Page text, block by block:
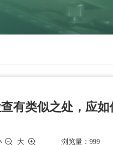
有类似之处，应如
大 浏览量：999